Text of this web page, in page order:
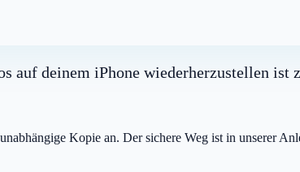
auf deinem iPhone wiederherzustellen
Kopie an. Der sichere Weg ist in unserer